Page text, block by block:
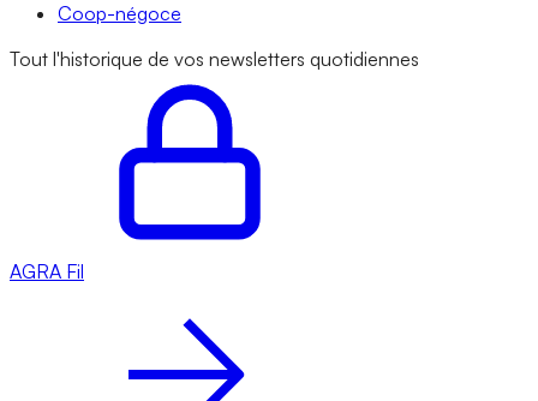
Coop-négoce
Tout l'historique de vos newsletters quotidiennes
AGRA Fil